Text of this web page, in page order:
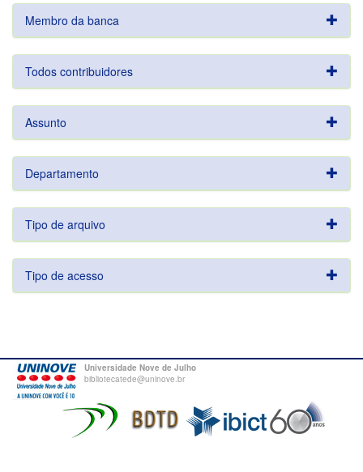
Membro da banca
Todos contribuidores
Assunto
Departamento
Tipo de arquivo
Tipo de acesso
Universidade Nove de Julho
bibliotecatede@uninove.br